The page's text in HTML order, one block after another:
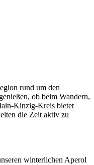
rund um den
ob beim Wandern,
Kinzig-Kreis bietet
die Zeit aktiv zu
winterlichen Aperol